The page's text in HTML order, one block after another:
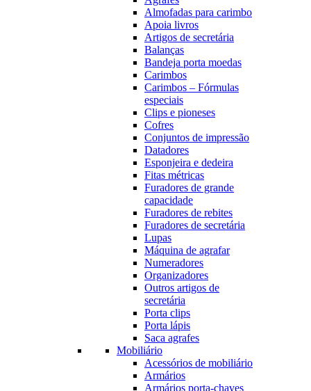
Almofadas para carimbo
Apoia livros
Artigos de secretária
Balanças
Bandeja porta moedas
Carimbos
Carimbos – Fórmulas
especiais
Clips e pioneses
Cofres
Conjuntos de impressão
Datadores
Esponjeira e dedeira
Fitas métricas
Furadores de grande
capacidade
Furadores de rebites
Furadores de secretária
Lupas
Máquina de agrafar
Numeradores
Organizadores
Outros artigos de
secretária
Porta clips
Porta lápis
Saca agrafes
Mobiliário
Acessórios de mobiliário
Armários
Armários porta-chaves